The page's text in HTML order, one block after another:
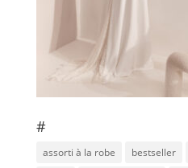
#
assorti à la robe bestseller